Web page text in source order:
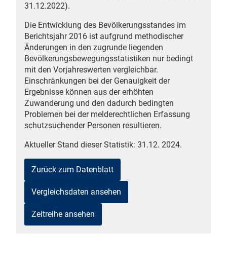
31.12.2022).
Die Entwicklung des Bevölkerungsstandes im
Berichtsjahr 2016 ist aufgrund methodischer
Änderungen in den zugrunde liegenden
Bevölkerungsbewegungsstatistiken nur bedingt
mit den Vorjahreswerten vergleichbar.
Einschränkungen bei der Genauigkeit der
Ergebnisse können aus der erhöhten
Zuwanderung und den dadurch bedingten
Problemen bei der melderechtlichen Erfassung
schutzsuchender Personen resultieren.
Aktueller Stand dieser Statistik: 31.12. 2024.
Zurück zum Datenblatt
Vergleichsdaten ansehen
Zeitreihe ansehen